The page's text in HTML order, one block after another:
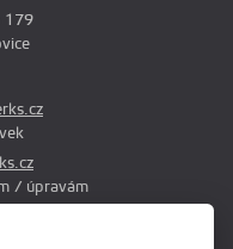
179
/ úpravám